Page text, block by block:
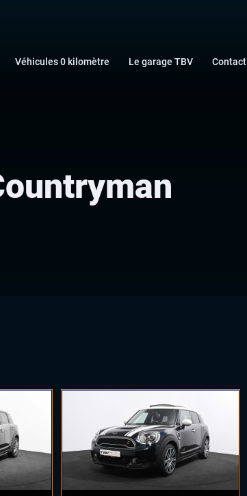
Véhicules 0 kilomètre Le garage TBV Contact